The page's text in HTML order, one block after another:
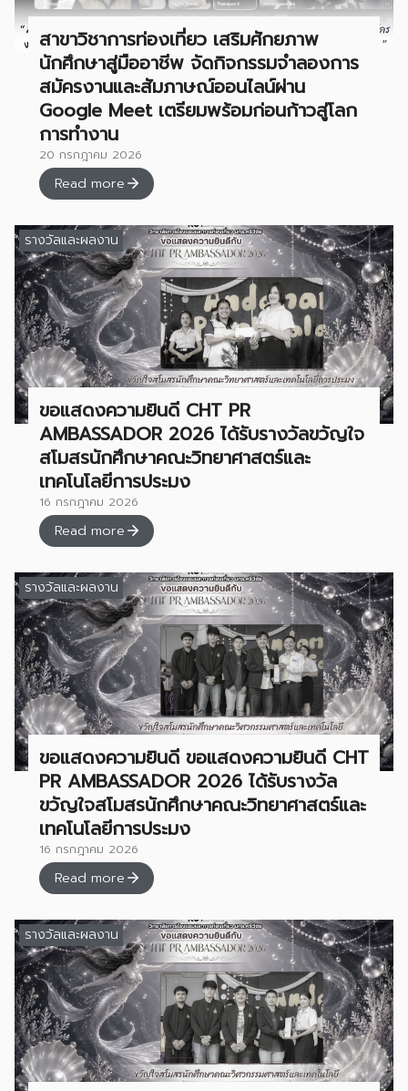
สาขาวิชาการท่องเที่ยว เสริมศักยภาพ
นักศึกษาสู่มืออาชีพ จัดกิจกรรมจำลองการ
สมัครงานและสัมภาษณ์ออนไลน์ผ่าน
Google Meet เตรียมพร้อมก่อนก้าวสู่โลก
การทำงาน
20 กรกฎาคม 2026
Read more
รางวัลและผลงาน
ขอแสดงความยินดี CHT PR
AMBASSADOR 2026 ได้รับรางวัลขวัญใจ
สโมสรนักศึกษาคณะวิทยาศาสตร์และ
เทคโนโลยีการประมง
16 กรกฎาคม 2026
Read more
รางวัลและผลงาน
ขอแสดงความยินดี ขอแสดงความยินดี CHT
PR AMBASSADOR 2026 ได้รับรางวัล
ขวัญใจสโมสรนักศึกษาคณะวิทยาศาสตร์และ
เทคโนโลยีการประมง
16 กรกฎาคม 2026
Read more
รางวัลและผลงาน